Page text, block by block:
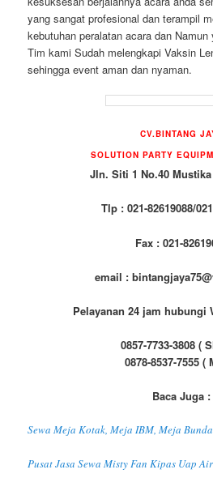
yang sangat profesional dan terampil
kebutuhan peralatan acara dan
Tim kami Sudah melengkapi Vaksin
sehingga event aman dan nyaman.
CV.BINTANG
SOLUTION PARTY
Jln. Siti 1 No.40
Tlp : 021-82619088/
Fax : 021-
email :
Pelayanan 24 jam hubungi
0857-7733-3808 (
0878-8537-7555 (
Baca Juga :
Sewa Meja Kotak, Meja IBM, Meja
Pusat Jasa Sewa Misty Fan Kipas Uap